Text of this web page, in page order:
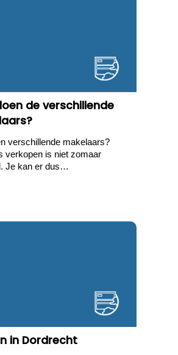
de verschillende
verschillende makelaars?
verkopen is niet zomaar
Je kan er dus…
in Dordrecht